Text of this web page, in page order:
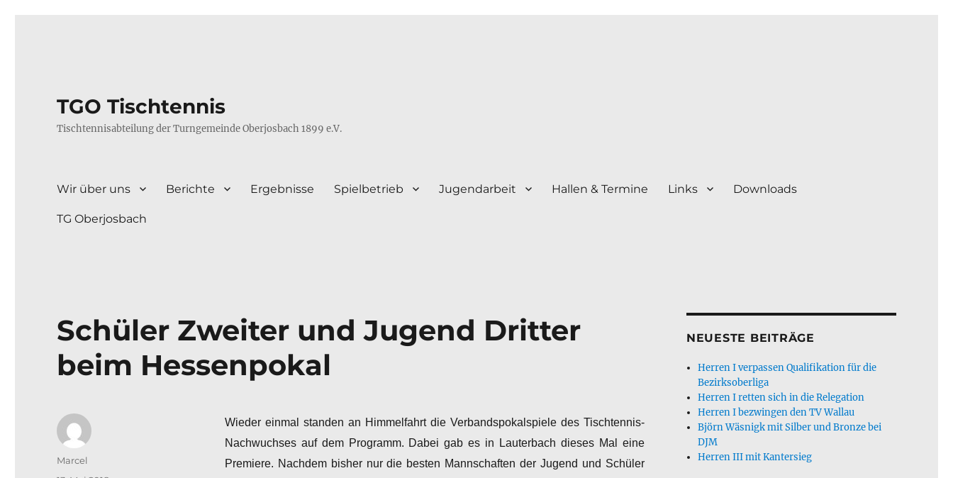
TGO Tischtennis
Tischtennisabteilung der Turngemeinde Oberjosbach 1899 e.V.
Wir über uns Berichte Ergebnisse Spielbetrieb Jugendarbeit Hallen & Termine Links Downloads
TG Oberjosbach
Schüler Zweiter und Jugend Dritter
beim Hessenpokal
Wieder einmal standen an Himmelfahrt die Verbandspokalspiele des Tischtennis-
Nachwuchses auf dem Programm. Dabei gab es in Lauterbach dieses Mal eine
Premiere. Nachdem bisher nur die besten Mannschaften der Jugend und Schüler
Autor
Marcel
NEUESTE BEITRÄGE
Herren I verpassen Qualifikation für die
Bezirksoberliga
Herren I retten sich in die Relegation
Herren I bezwingen den TV Wallau
Björn Wäsnigk mit Silber und Bronze bei
DJM
Herren III mit Kantersieg